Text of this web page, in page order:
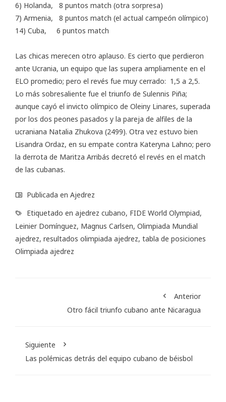
6) Holanda, 8 puntos match (otra sorpresa)
7) Armenia, 8 puntos match (el actual campeón olímpico)
14) Cuba, 6 puntos match
Las chicas merecen otro aplauso. Es cierto que perdieron
ante Ucrania, un equipo que las supera ampliamente en el
ELO promedio; pero el revés fue muy cerrado: 1,5 a 2,5.
Lo más sobresaliente fue el triunfo de Sulennis Piña;
aunque cayó el invicto olímpico de Oleiny Linares, superada
por los dos peones pasados y la pareja de alfiles de la
ucraniana Natalia Zhukova (2499). Otra vez estuvo bien
Lisandra Ordaz, en su empate contra Kateryna Lahno; pero
la derrota de Maritza Arribás decretó el revés en el match
de las cubanas.
Publicada en Ajedrez
Etiquetado en ajedrez cubano, FIDE World Olympiad,
Leinier Domínguez, Magnus Carlsen, Olimpiada Mundial
ajedrez, resultados olimpiada ajedrez, tabla de posiciones
Olimpiada ajedrez
Anterior
Otro fácil triunfo cubano ante Nicaragua
Siguiente
Las polémicas detrás del equipo cubano de béisbol